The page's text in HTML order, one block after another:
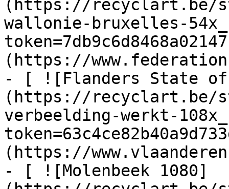
(https://recyclart.be/
wallonie-bruxelles-
(https://
- [ ![Flanders State
(https://recyclart.be/
verbeelding-werkt-
(https://
- [ ![Molenbeek 1080]